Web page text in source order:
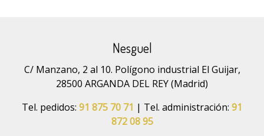
Nesguel
C/ Manzano, 2 al 10. Polígono industrial El Guijar,
28500 ARGANDA DEL REY (Madrid)
Tel. pedidos: 91 875 70 71 | Tel. administración: 91
872 08 95